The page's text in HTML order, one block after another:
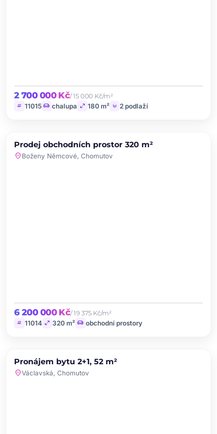
2 700 000 Kč/ 15 000 Kč/m²
tag 11015 chair chalupa open_in_full 180 m² layers 2 podlaží
PRODEJ NOVINKA
Prodej obchodních prostor 320 m²
location_onBoženy Němcové, Chomutov
6 200 000 Kč/ 19 375 Kč/m²
tag 11014 open_in_full 320 m² chair obchodní prostory
PRONÁJEM NOVINKA
Pronájem bytu 2+1, 52 m²
location_onVáclavská, Chomutov